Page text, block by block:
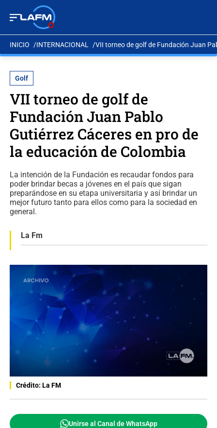
INICIO INTERNACIONAL VII torneo de golf de Fundación Juan
Golf
VII torneo de golf de
Fundación Juan Pablo
Gutiérrez Cáceres en pro de
la educación de Colombia
La intención de la Fundación es recaudar fondos para
poder brindar becas a jóvenes en el país que sigan
preparándose en su etapa universitaria y así brindar un
mejor futuro tanto para ellos como para la sociedad en
general.
La Fm
Crédito: La FM
Unirse al Canal de WhatsApp